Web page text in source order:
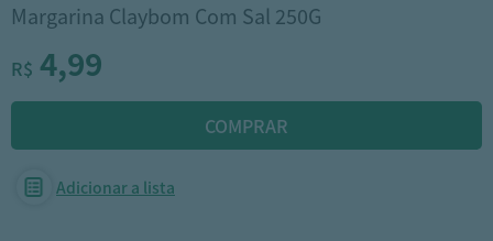
Margarina Claybom Com Sal 250G
R$ 4,99
Adicionar a lista